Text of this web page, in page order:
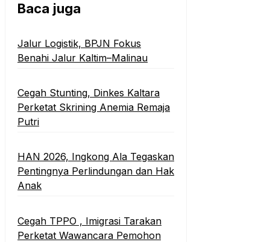
Baca juga
‎Jalur Logistik, BPJN Fokus
Benahi Jalur Kaltim–Malinau
Cegah Stunting, Dinkes Kaltara
Perketat Skrining Anemia Remaja
Putri
HAN 2026, Ingkong Ala Tegaskan
Pentingnya Perlindungan dan Hak
Anak
Cegah TPPO , Imigrasi Tarakan
Perketat Wawancara Pemohon